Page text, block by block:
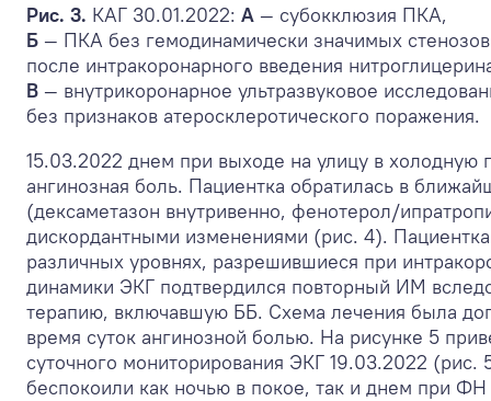
Рис. 3. КАГ 30.01.2022: А — субокклюзия ПКА,
Б — ПКА без гемодинамически значимых стенозов
после интракоронарного введения
В — внутрикоронарное ультразвуковое
без признаков атеросклеротического поражения.
15.03.2022 днем при выходе на улицу в холодную
ангинозная боль. Пациентка обратилась в
(дексаметазон внутривенно, фенотерол/
дискордантными изменениями (рис. 4).
различных уровнях, разрешившиеся при
динамики ЭКГ подтвердился повторный ИМ
терапию, включавшую ББ. Схема лечения была
время суток ангинозной болью. На рисунке 5
суточного мониторирования ЭКГ 19.03.2022
беспокоили как ночью в покое, так и днем при